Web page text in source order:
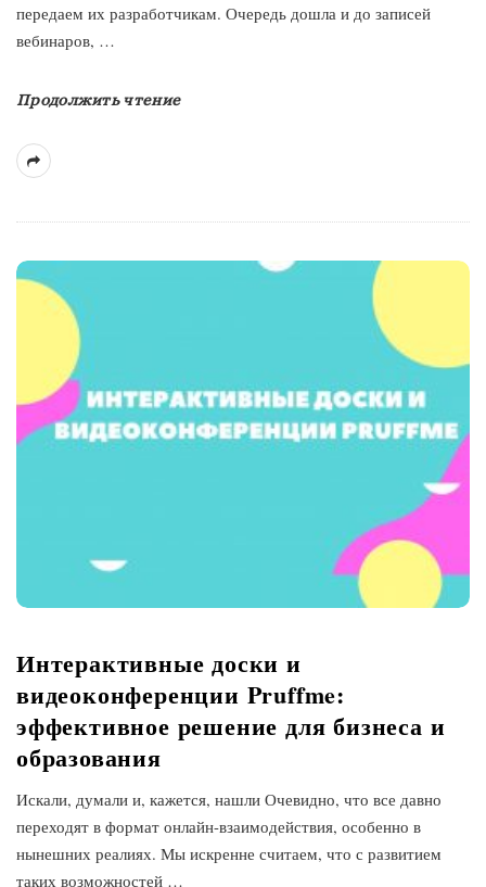
передаем их разработчикам. Очередь дошла и до записей
вебинаров, …
Продолжить чтение
Интерактивные доски и
видеоконференции Pruffme:
эффективное решение для бизнеса и
образования
Искали, думали и, кажется, нашли Очевидно, что все давно
переходят в формат онлайн-взаимодействия, особенно в
нынешних реалиях. Мы искренне считаем, что с развитием
таких возможностей …